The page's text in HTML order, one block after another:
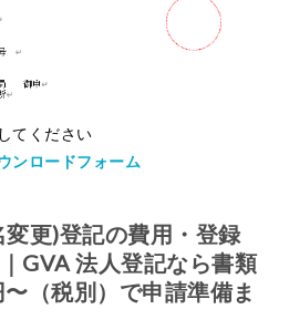
てください
ンロードフォーム
更)登記の費用・登録
GVA 法人登記なら書類
（税別）で申請準備ま